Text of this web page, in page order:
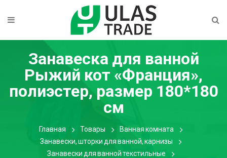
Занавеска для ванной
Рыжий кот «Франция»,
полиэстер, размер 180*180
см
Главная Товары
Ванная комната
Занавески, шторки для ванной, карнизы
Занавески для ванной текстильные